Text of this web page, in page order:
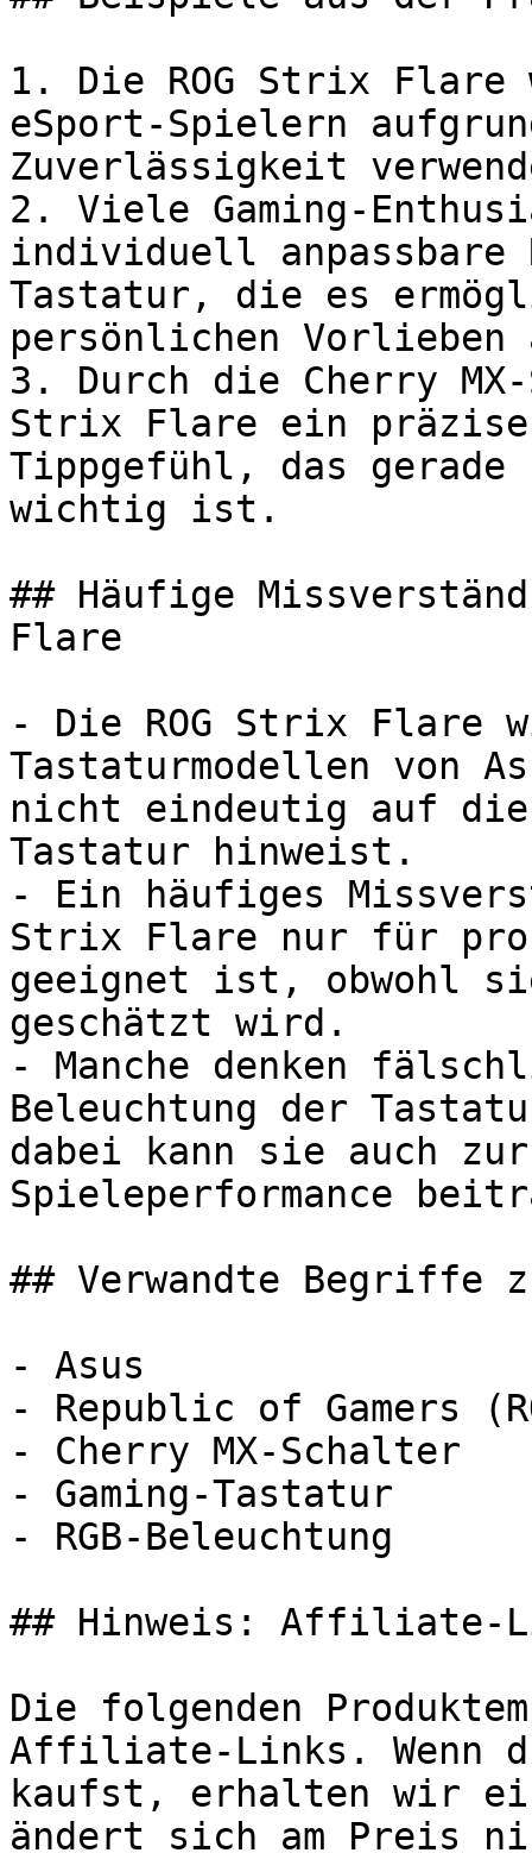
1. Die ROG Strix
eSport-Spielern
Zuverlässigkeit
2. Viele Gaming-
individuell anpassbare
Tastatur, die es
persönlichen Vorlieben
3. Durch die Cherry
Strix Flare ein präzises
Tippgefühl, das gerade
wichtig ist.
## Häufige
Flare
- Die ROG Strix Flare
Tastaturmodellen von
nicht eindeutig auf die
Tastatur hinweist.
- Ein häufiges
Strix Flare nur für
geeignet ist, obwohl sie
geschätzt wird.
- Manche denken
Beleuchtung der
dabei kann sie auch
Spieleperformance
## Verwandte Begriffe
- Asus
- Republic of Gamers
- Cherry MX-Schalter
- Gaming-Tastatur
- RGB-Beleuchtung
## Hinweis: Affiliate-
Die folgenden
Affiliate-Links. Wenn
kaufst, erhalten wir
ändert sich am Preis